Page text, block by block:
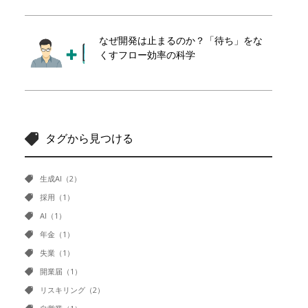
なぜ開発は止まるのか？「待ち」をな
くすフロー効率の科学
タグから見つける
生成AI（2）
採用（1）
AI（1）
年金（1）
失業（1）
開業届（1）
リスキリング（2）